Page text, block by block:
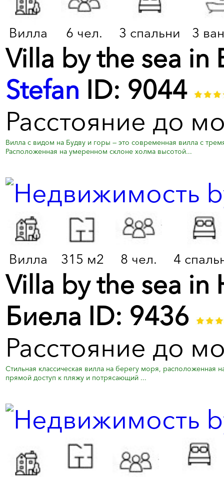
Вилла 6 чел. 3 спальни 3
Villa by the sea
Stefan ID: 9044
Расстояние до
Вилла с видом на Будву и горы — это современная вилла с
Расположенная на умеренном склоне холма высотой...
Вилла 315 м2 8 чел. 4
Villa by the sea
Биела ID: 9436
Расстояние до
Стильная классическая вилла на берегу моря, расположенная
прямой доступ к пляжу и потрясающий ...